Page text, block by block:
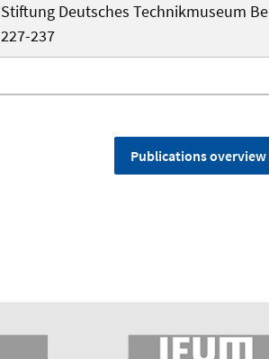
Stiftung Deutsches Technikmuseum
227-237
Publications overview